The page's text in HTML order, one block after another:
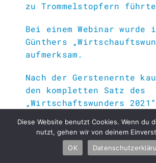
zu Trommelstopfern
Bei einem Webinar wurde
Günthers
aufmerksam.
Nach der Gerstenernte
den kompletten Satz des
„Wirtschaftswunders
Ährenauflöseplatte
und
genau nach Günthers
Diese Website benutzt Cookies. Wenn du
nutzt, gehen wir von deinem
OK